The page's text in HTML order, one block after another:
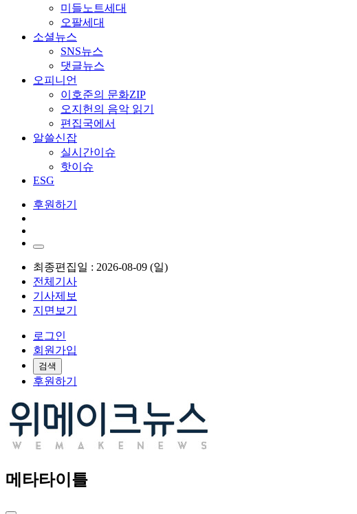
미들노트세대
오팔세대
소셜뉴스
SNS뉴스
댓글뉴스
오피니언
이호준의 문화ZIP
오지헌의 음악 읽기
편집국에서
알쓸신잡
실시간이슈
핫이슈
ESG
후원하기
최종편집일 : 2026-08-09 (일)
전체기사
기사제보
지면보기
로그인
회원가입
검색
후원하기
메타타이틀